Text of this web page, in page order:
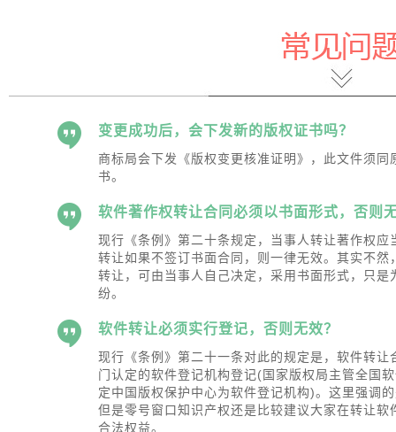
变更成功后，会下发新的版权证书吗？
商标局会下发《版权变更核准证明》，此文件须
书。
软件著作权转让合同必须以书面形式，否则
现行《条例》第二十条规定，当事人转让著作权
转让如果不签订书面合同，则一律无效。其实不
转让，可由当事人自己决定，采用书面形式，只
纷。
软件转让必须实行登记，否则无效？
现行《条例》第二十一条对此的规定是，软件转让
门认定的软件登记机构登记(国家版权局主管全国
定中国版权保护中心为软件登记机构)。这里强调
但是零号窗口知识产权还是比较建议大家在转让
合法权益。